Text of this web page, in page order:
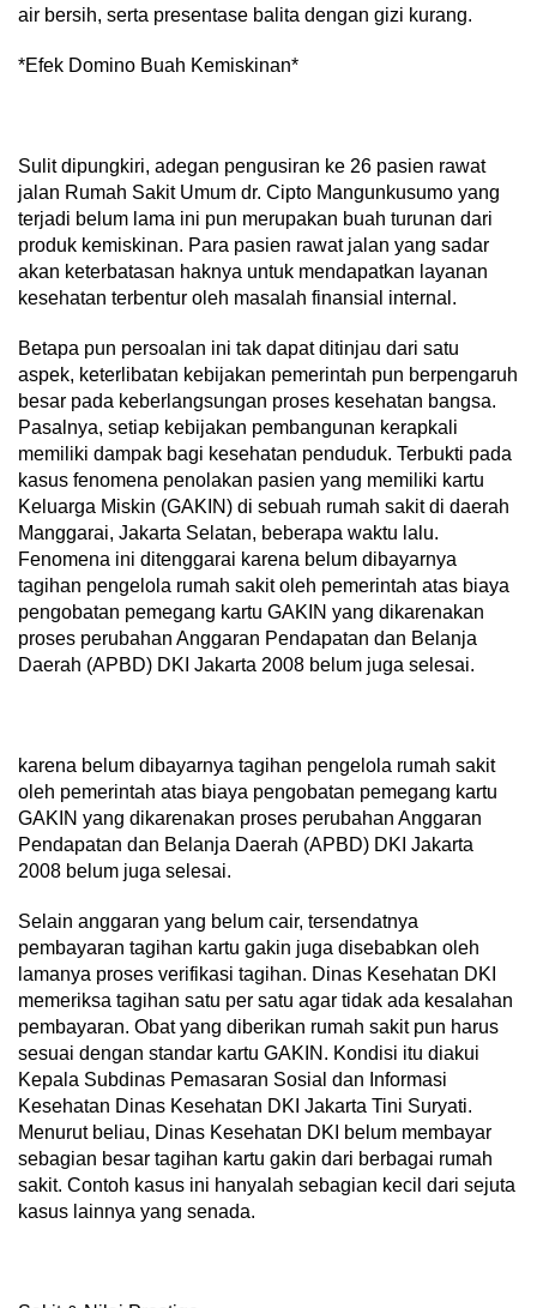
air bersih, serta presentase balita dengan gizi kurang.
*Efek Domino Buah Kemiskinan*
Sulit dipungkiri, adegan pengusiran ke 26 pasien rawat
jalan Rumah Sakit Umum dr. Cipto Mangunkusumo yang
terjadi belum lama ini pun merupakan buah turunan dari
produk kemiskinan. Para pasien rawat jalan yang sadar
akan keterbatasan haknya untuk mendapatkan layanan
kesehatan terbentur oleh masalah finansial internal.
Betapa pun persoalan ini tak dapat ditinjau dari satu
aspek, keterlibatan kebijakan pemerintah pun berpengaruh
besar pada keberlangsungan proses kesehatan bangsa.
Pasalnya, setiap kebijakan pembangunan kerapkali
memiliki dampak bagi kesehatan penduduk. Terbukti pada
kasus fenomena penolakan pasien yang memiliki kartu
Keluarga Miskin (GAKIN) di sebuah rumah sakit di daerah
Manggarai, Jakarta Selatan, beberapa waktu lalu.
Fenomena ini ditenggarai karena belum dibayarnya
tagihan pengelola rumah sakit oleh pemerintah atas biaya
pengobatan pemegang kartu GAKIN yang dikarenakan
proses perubahan Anggaran Pendapatan dan Belanja
Daerah (APBD) DKI Jakarta 2008 belum juga selesai.
karena belum dibayarnya tagihan pengelola rumah sakit
oleh pemerintah atas biaya pengobatan pemegang kartu
GAKIN yang dikarenakan proses perubahan Anggaran
Pendapatan dan Belanja Daerah (APBD) DKI Jakarta
2008 belum juga selesai.
Selain anggaran yang belum cair, tersendatnya
pembayaran tagihan kartu gakin juga disebabkan oleh
lamanya proses verifikasi tagihan. Dinas Kesehatan DKI
memeriksa tagihan satu per satu agar tidak ada kesalahan
pembayaran. Obat yang diberikan rumah sakit pun harus
sesuai dengan standar kartu GAKIN. Kondisi itu diakui
Kepala Subdinas Pemasaran Sosial dan Informasi
Kesehatan Dinas Kesehatan DKI Jakarta Tini Suryati.
Menurut beliau, Dinas Kesehatan DKI belum membayar
sebagian besar tagihan kartu gakin dari berbagai rumah
sakit. Contoh kasus ini hanyalah sebagian kecil dari sejuta
kasus lainnya yang senada.